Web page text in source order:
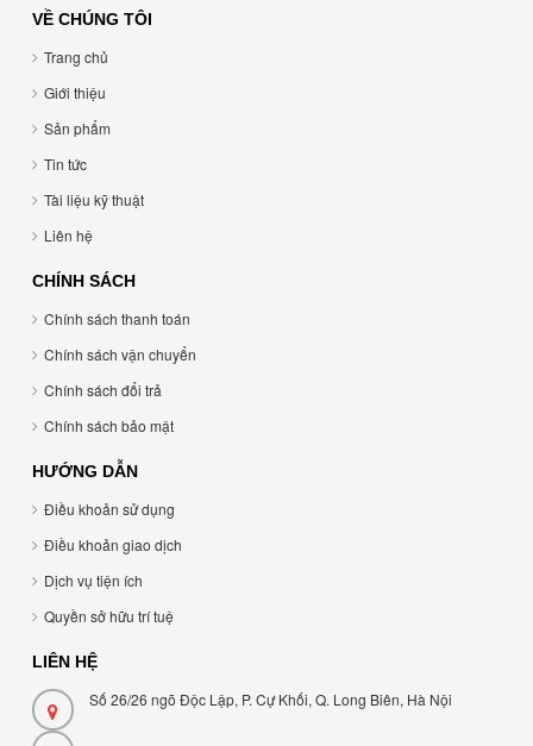
VỀ CHÚNG TÔI
Trang chủ
Giới thiệu
Sản phẩm
Tin tức
Tài liệu kỹ thuật
Liên hệ
CHÍNH SÁCH
Chính sách thanh toán
Chính sách vận chuyển
Chính sách đổi trả
Chính sách bảo mật
HƯỚNG DẪN
Điều khoản sử dụng
Điều khoản giao dịch
Dịch vụ tiện ích
Quyền sở hữu trí tuệ
LIÊN HỆ
Số 26/26 ngõ Độc Lập, P. Cự Khối, Q. Long Biên, Hà Nội